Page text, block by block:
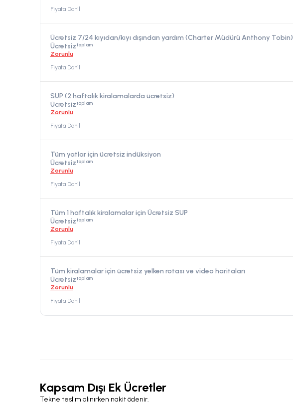
Fiyata Dahil
Ücretsiz 7/24 kıyıdan/kıyı dışından yardım (Charter Müdürü Anthony Tobin)
Ücretsiztoplam
Zorunlu
Fiyata Dahil
SUP (2 haftalık kiralamalarda ücretsiz)
Ücretsiztoplam
Zorunlu
Fiyata Dahil
Tüm yatlar için ücretsiz indüksiyon
Ücretsiztoplam
Zorunlu
Fiyata Dahil
Tüm 1 haftalık kiralamalar için Ücretsiz SUP
Ücretsiztoplam
Zorunlu
Fiyata Dahil
Tüm kiralamalar için ücretsiz yelken rotası ve video haritaları
Ücretsiztoplam
Zorunlu
Fiyata Dahil
Kapsam Dışı Ek Ücretler
Tekne teslim alınırken nakit ödenir.